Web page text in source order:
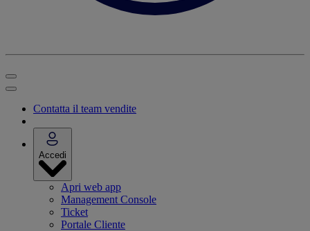
Contatta il team vendite
Accedi
Apri web app
Management Console
Ticket
Portale Cliente